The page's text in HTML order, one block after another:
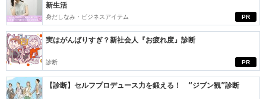
PR
新生活
身だしなみ・ビジネスアイテム
PR
実はがんばりすぎ？新社会人『お疲れ度』診断
診断
【診断】セルフプロデュース力を鍛える！ “ジブン観”診断